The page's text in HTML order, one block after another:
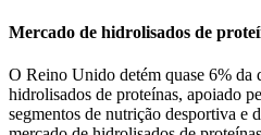
Mercado de hidrolisados ​​de
O Reino Unido detém quase 6% da
hidrolisados ​​de proteínas, apoiado
segmentos de nutrição desportiva e